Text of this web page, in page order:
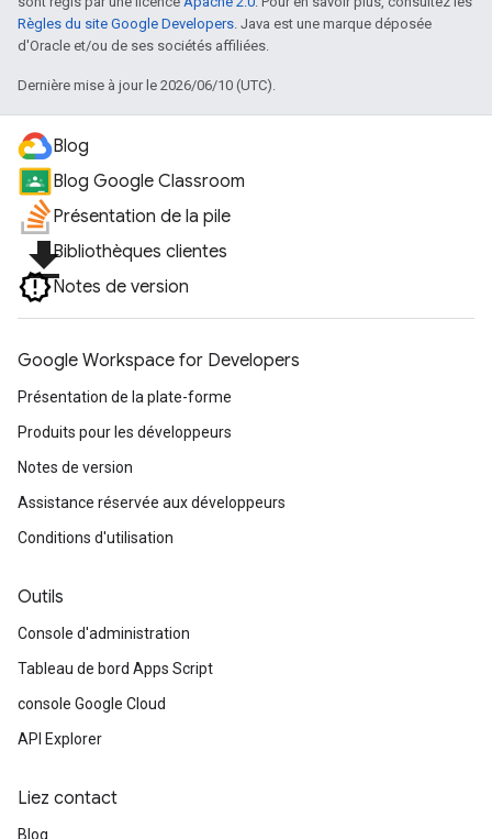
Règles du site Google Developers. Java est une marque déposée
d'Oracle et/ou de ses sociétés affiliées.
Dernière mise à jour le 2026/06/10 (UTC).
Blog
Blog Google Classroom
Présentation de la pile
file_downloadBibliothèques clientes
Notes de version
Google Workspace for Developers
Présentation de la plate-forme
Produits pour les développeurs
Notes de version
Assistance réservée aux développeurs
Conditions d'utilisation
Outils
Console d'administration
Tableau de bord Apps Script
console Google Cloud
API Explorer
Liez contact
Blog